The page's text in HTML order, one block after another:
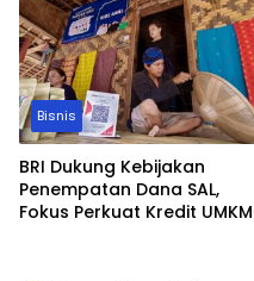
Bisnis
BRI Dukung Kebijakan
Penempatan Dana SAL,
Fokus Perkuat Kredit UMKM